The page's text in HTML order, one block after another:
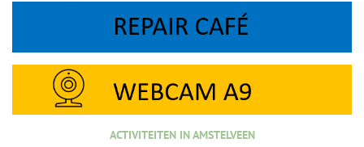
ACTIVITEITEN IN AMSTELVEEN